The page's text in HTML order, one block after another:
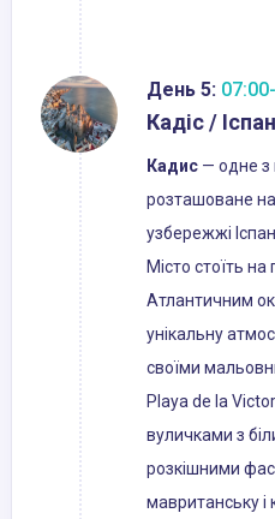
День 5:
Кадіс /
Кадис — одне з
розташоване
узбережжі
Місто стоїть на
Атлантичним
унікальну
своїми
Playa de la
вуличками з
розкішними
мавританську і